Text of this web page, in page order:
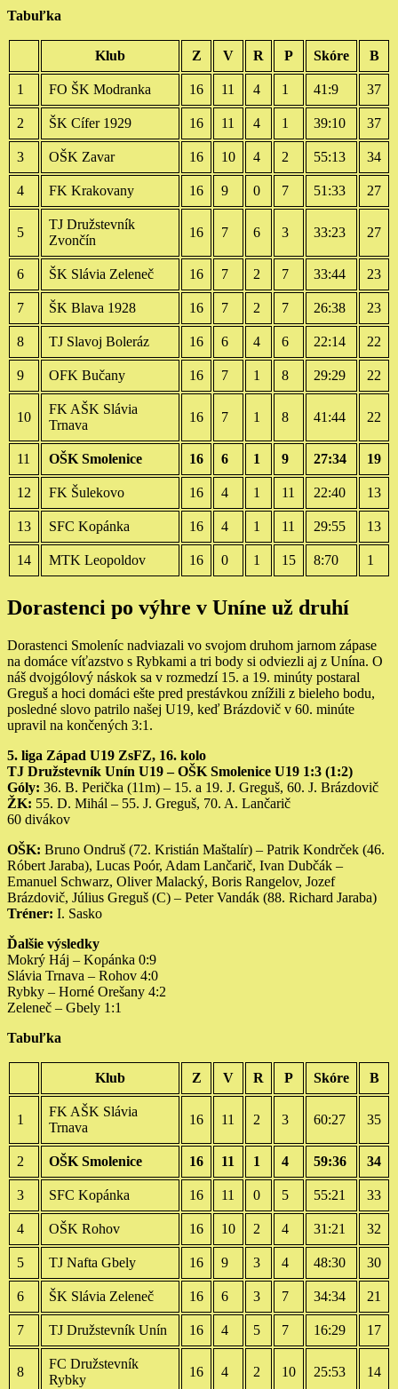
Tabuľka
Klub Z V R P Skóre B
1 FO ŠK Modranka 16 11 4 1 41:9 37
2 ŠK Cífer 1929 16 11 4 1 39:10 37
3 OŠK Zavar 16 10 4 2 55:13 34
4 FK Krakovany 16 9 0 7 51:33 27
5
TJ Družstevník
Zvončín
16 7 6 3 33:23 27
6 ŠK Slávia Zeleneč 16 7 2 7 33:44 23
7 ŠK Blava 1928 16 7 2 7 26:38 23
8 TJ Slavoj Boleráz 16 6 4 6 22:14 22
9 OFK Bučany 16 7 1 8 29:29 22
10
FK AŠK Slávia
Trnava
16 7 1 8 41:44 22
11 OŠK Smolenice 16 6 1 9 27:34 19
12 FK Šulekovo 16 4 1 11 22:40 13
13 SFC Kopánka 16 4 1 11 29:55 13
14 MTK Leopoldov 16 0 1 15 8:70 1
Dorastenci po výhre v Uníne už druhí
Dorastenci Smoleníc nadviazali vo svojom druhom jarnom zápase
na domáce víťazstvo s Rybkami a tri body si odviezli aj z Unína. O
náš dvojgólový náskok sa v rozmedzí 15. a 19. minúty postaral
Greguš a hoci domáci ešte pred prestávkou znížili z bieleho bodu,
posledné slovo patrilo našej U19, keď Brázdovič v 60. minúte
upravil na končených 3:1.
5. liga Západ U19 ZsFZ, 16. kolo
TJ Družstevník Unín U19 – OŠK Smolenice U19 1:3 (1:2)
Góly: 36. B. Perička (11m) – 15. a 19. J. Greguš, 60. J. Brázdovič
ŽK: 55. D. Mihál – 55. J. Greguš, 70. A. Lančarič
60 divákov
OŠK: Bruno Ondruš (72. Kristián Maštalír) – Patrik Kondrček (46.
Róbert Jaraba), Lucas Poór, Adam Lančarič, Ivan Dubčák –
Emanuel Schwarz, Oliver Malacký, Boris Rangelov, Jozef
Brázdovič, Július Greguš (C) – Peter Vandák (88. Richard Jaraba)
Tréner: I. Sasko
Ďalšie výsledky
Mokrý Háj – Kopánka 0:9
Slávia Trnava – Rohov 4:0
Rybky – Horné Orešany 4:2
Zeleneč – Gbely 1:1
Tabuľka
Klub Z V R P Skóre B
1
FK AŠK Slávia
Trnava
16 11 2 3 60:27 35
2 OŠK Smolenice 16 11 1 4 59:36 34
3 SFC Kopánka 16 11 0 5 55:21 33
4 OŠK Rohov 16 10 2 4 31:21 32
5 TJ Nafta Gbely 16 9 3 4 48:30 30
6 ŠK Slávia Zeleneč 16 6 3 7 34:34 21
7 TJ Družstevník Unín 16 4 5 7 16:29 17
8
FC Družstevník
Rybky
16 4 2 10 25:53 14